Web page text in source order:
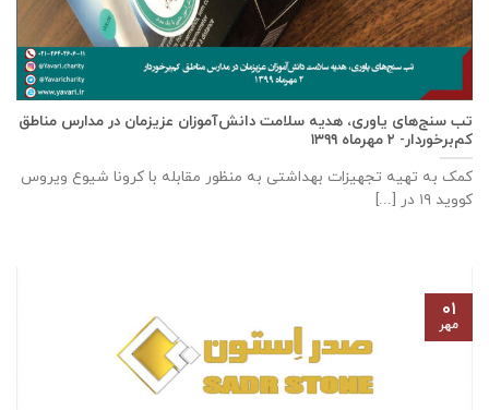
تب سنج‌های یاوری، هدیه سلامت دانش‌آموزان عزیزمان در مدارس مناطق
کم‌برخوردار- ۲ مهرماه ۱۳۹۹
کمک به تهیه تجهیزات بهداشتی به منظور مقابله با کرونا شیوع ویروس
کووید ۱۹ در [...]
۰۱
مهر